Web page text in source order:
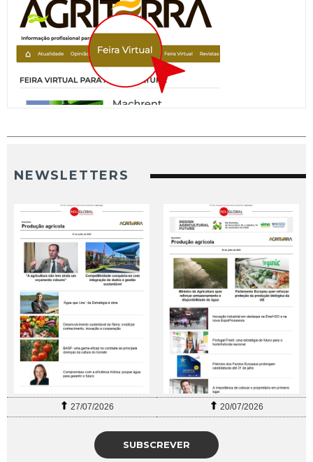
NEWSLETTERS
27/07/2026 20/07/2026
SUBSCREVER